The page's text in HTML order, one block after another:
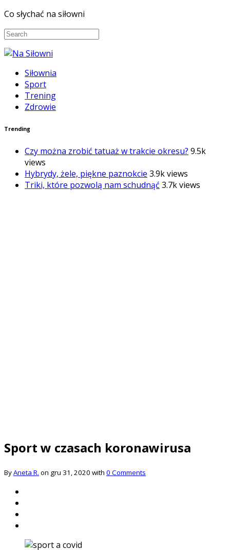
Co słychać na siłowni
Siłownia
Sport
Trening
Zdrowie
Trending
Czy można zrobić tatuaż w trakcie okresu? 9.5k
views
Hybrydy, żele, piękne paznokcie 3.9k views
Triki, które pozwolą nam schudnąć 3.7k views
Sport w czasach koronawirusa
ByAneta R. on gru 31, 2020 with 0 Comments